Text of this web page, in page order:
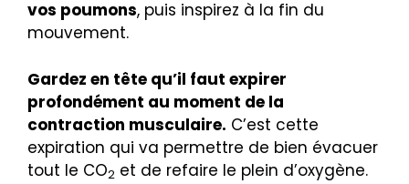
vos poumons, puis inspirez à la fin du
mouvement.
Gardez en tête qu’il faut expirer
profondément au moment de la
contraction musculaire. C’est cette
expiration qui va permettre de bien évacuer
tout le CO2 et de refaire le plein d’oxygène.